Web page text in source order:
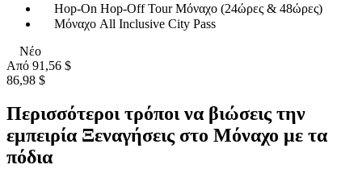
Hop-On Hop-Off Tour Μόναχο (24ώρες & 48ώρες)
Μόναχο All Inclusive City Pass
Νέο
Από 91,56 $
86,98 $
Περισσότεροι τρόποι να βιώσεις την
εμπειρία Ξεναγήσεις στο Μόναχο με τα
πόδια